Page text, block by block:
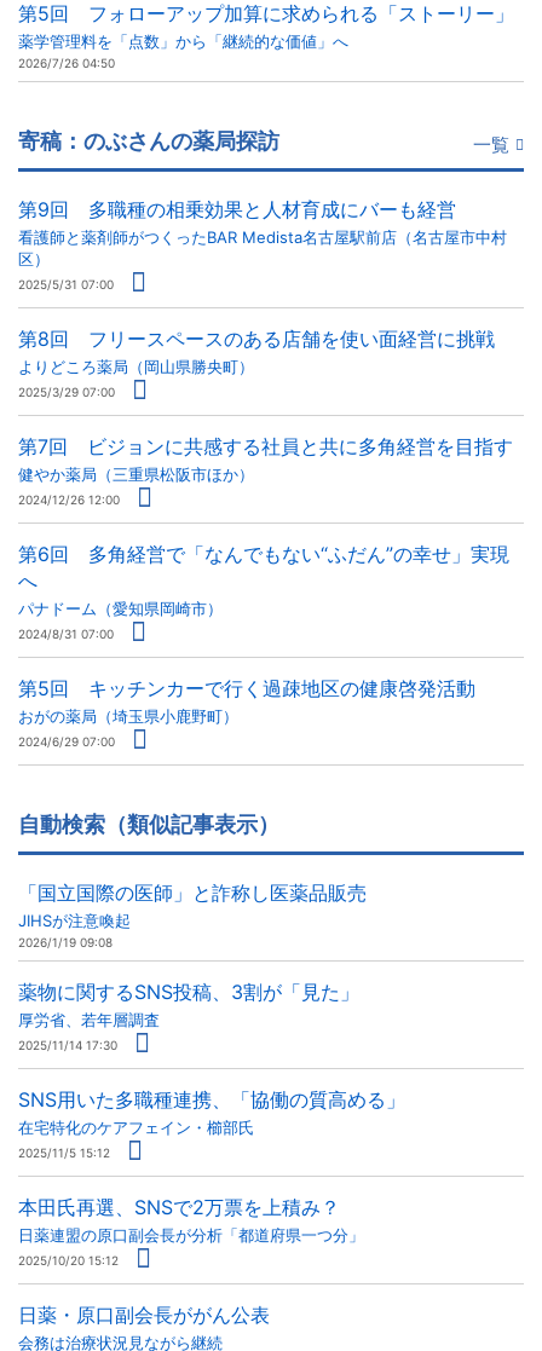
第5回 フォローアップ加算に求められる「ストーリー」
薬学管理料を「点数」から「継続的な価値」へ
2026/7/26 04:50
寄稿：のぶさんの薬局探訪 一覧
第9回 多職種の相乗効果と人材育成にバーも経営
看護師と薬剤師がつくったBAR Medista名古屋駅前店（名古屋市中村
区）
2025/5/31 07:00
第8回 フリースペースのある店舗を使い面経営に挑戦
よりどころ薬局（岡山県勝央町）
2025/3/29 07:00
第7回 ビジョンに共感する社員と共に多角経営を目指す
健やか薬局（三重県松阪市ほか）
2024/12/26 12:00
第6回 多角経営で「なんでもない“ふだん”の幸せ」実現
へ
パナドーム（愛知県岡崎市）
2024/8/31 07:00
第5回 キッチンカーで行く過疎地区の健康啓発活動
おがの薬局（埼玉県小鹿野町）
2024/6/29 07:00
自動検索（類似記事表示）
「国立国際の医師」と詐称し医薬品販売
JIHSが注意喚起
2026/1/19 09:08
薬物に関するSNS投稿、3割が「見た」
厚労省、若年層調査
2025/11/14 17:30
SNS用いた多職種連携、「協働の質高める」
在宅特化のケアフェイン・櫛部氏
2025/11/5 15:12
本田氏再選、SNSで2万票を上積み？
日薬連盟の原口副会長が分析「都道府県一つ分」
2025/10/20 15:12
日薬・原口副会長ががん公表
会務は治療状況見ながら継続